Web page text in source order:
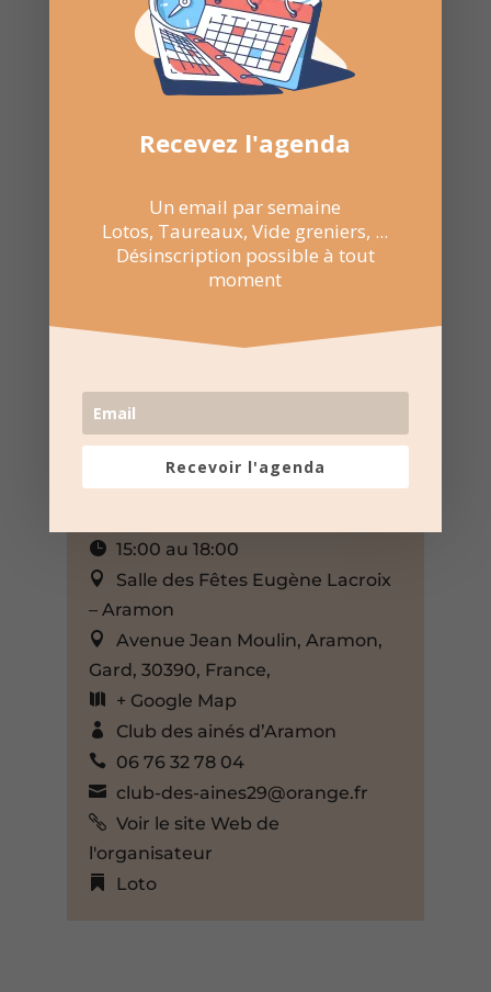
15:00 au 18:00
Salle des Fêtes Eugène Lacroix
– Aramon
Avenue Jean Moulin, Aramon,
Gard, 30390, France,
+ Google Map
Club des ainés d’Aramon
06 76 32 78 04
club-des-aines29@orange.fr
Voir le site Web de
l'organisateur
Loto
Recevez l'agenda
Un email par semaine
Lotos, Taureaux, Vide greniers, ...
Désinscription possible à tout
moment
Recevoir l'agenda